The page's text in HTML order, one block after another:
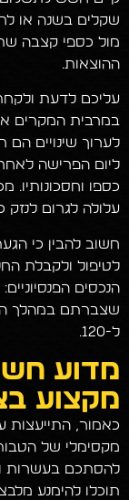
שקלים בשנה או
מול כספי קצבה
ההוצאות.
עליכם לדעת
במרבית המקרים
לערוך שינויים הם
ליום הפרישה
כספו וחסכונותיו.
עלולה לגרום לנזק
חשוב להבין כי
לטיפול ולקבלת
הנכסים
שצברתם במהלך
ל-120.
מדוע
מקצוע
כאמור, התייעצות
מקסימלי של
להסתכם בעשרות
תוכלו להימנע